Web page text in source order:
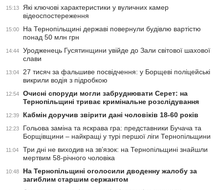
15:13
Які ключові характеристики у вуличних камер
відеоспостереження
15:00
На Тернопільщині державі повернули будівлю вартістю
понад 50 млн грн
14:44
Уродженець Гусятинщини увійде до Зали світової шахової
слави
13:04
27 тисяч за фальшиве посвідчення: у Борщеві поліцейські
викрили водія з підробкою
12:54
Очисні споруди могли забруднювати Серет: на
Тернопільщині триває кримінальне розслідування
12:39 Кабмін доручив звірити дані чоловіків 18-60 років
12:23
Гольова заміна та яскрава гра: представники Бучача та
Борщівщини – найкращі у турі першої ліги Тернопільщини
11:04
Три дні не виходив на зв’язок: на Тернопільщині знайшли
мертвим 58-річного чоловіка
10:48
На Тернопільщині оголосили дводенну жалобу за
загиблим старшим сержантом